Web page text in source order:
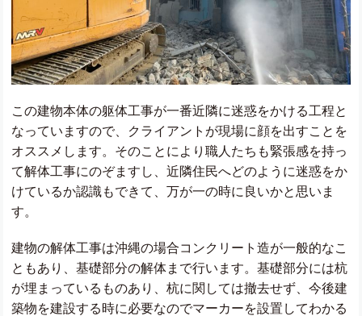
この建物本体の躯体工事が一番近隣に迷惑をかける工程と
なっていますので、クライアントが現場に顔を出すことを
オススメします。そのことにより職人たちも緊張感を持っ
て解体工事にのぞますし、近隣住民へどのように迷惑をか
けているか認識もできて、万が一の時に良いかと思いま
す。
建物の解体工事は沖縄の場合コンクリート造が一般的なこ
ともあり、基礎部分の解体まで行います。基礎部分には杭
が埋まっているものあり、杭に関しては撤去せず、今後建
築物を建設する時に必要なのでマーカーを設置してわかる